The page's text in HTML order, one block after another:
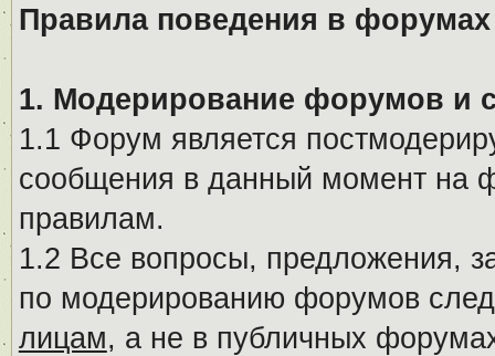
Правила поведения в
1. Модерирование форумов и
1.1 Форум является
сообщения в данный момент на
правилам.
1.2 Все вопросы, предложения,
по модерированию форумов
лицам, а не в публичных